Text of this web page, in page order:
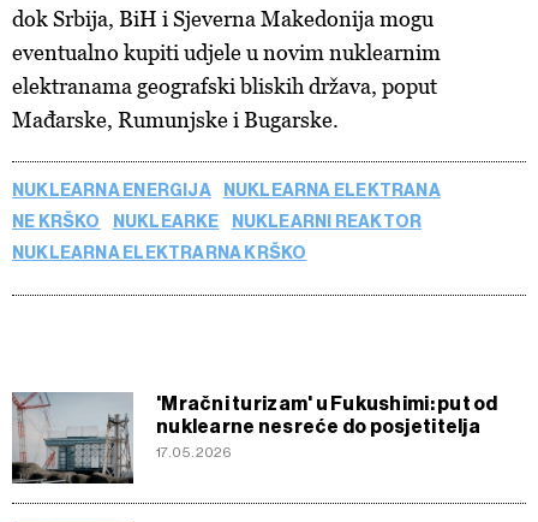
dok Srbija, BiH i Sjeverna Makedonija mogu
eventualno kupiti udjele u novim nuklearnim
elektranama geografski bliskih država, poput
Mađarske, Rumunjske i Bugarske.
NUKLEARNA ENERGIJA
NUKLEARNA ELEKTRANA
NE KRŠKO
NUKLEARKE
NUKLEARNI REAKTOR
NUKLEARNA ELEKTRARNA KRŠKO
'Mračni turizam' u Fukushimi: put od
nuklearne nesreće do posjetitelja
17.05.2026